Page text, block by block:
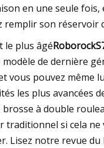
en une seule
remplir son réservoir
le plus âgé
de dernière
vous pouvez même
les plus avancées
à double
si cela
Lisez notre revue du